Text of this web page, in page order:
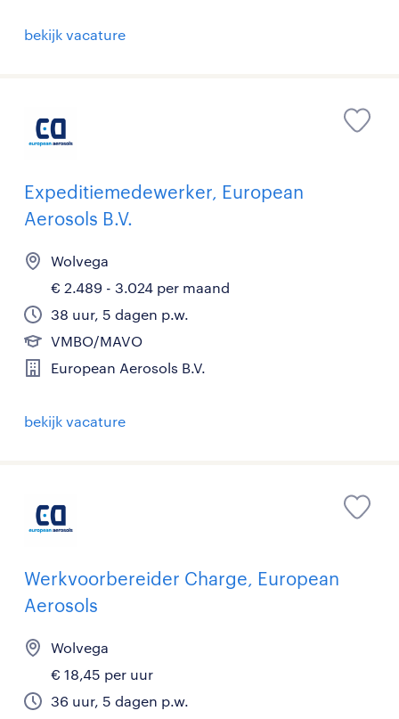
bekijk vacature
Expeditiemedewerker, European
Aerosols B.V.
Wolvega
€ 2.489 - 3.024 per maand
38 uur, 5 dagen p.w.
VMBO/MAVO
European Aerosols B.V.
bekijk vacature
Werkvoorbereider Charge, European
Aerosols
Wolvega
€ 18,45 per uur
36 uur, 5 dagen p.w.